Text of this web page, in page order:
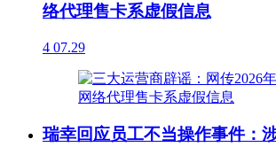
络代理售卡系虚假信息
4 07.29
瑞幸回应员工不当操作事件：